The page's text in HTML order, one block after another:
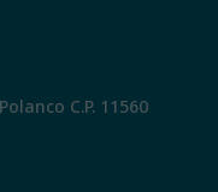
C.P. 11560